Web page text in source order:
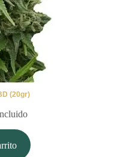
(20gr)